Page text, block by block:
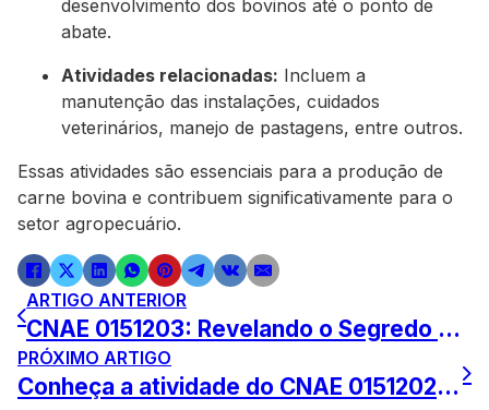
desenvolvimento dos bovinos até o ponto de
abate.
Atividades relacionadas: Incluem a
manutenção das instalações, cuidados
veterinários, manejo de pastagens, entre outros.
Essas atividades são essenciais para a produção de
carne bovina e contribuem significativamente para o
setor agropecuário.
ARTIGO ANTERIOR
CNAE 0151203: Revelando o Segredo por Trás desse Código
PRÓXIMO ARTIGO
Conheça a atividade do CNAE 0151202 e seu impacto no mercado